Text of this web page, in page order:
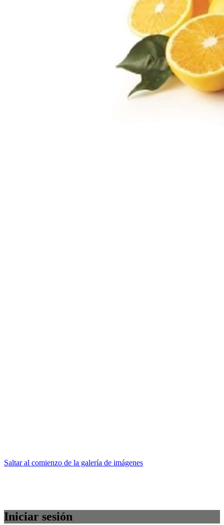
Saltar al comienzo de la galería de imágenes
Iniciar sesión